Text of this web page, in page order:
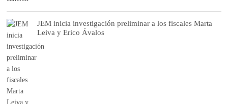
JEM inicia investigación preliminar a los fiscales Marta
Leiva y Erico Ávalos